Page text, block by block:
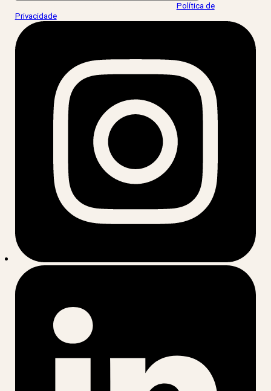
Política de
Privacidade.